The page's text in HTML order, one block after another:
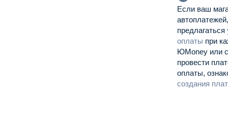
Если ваш
предлагаться
оплаты при
ЮMoney или
провести
оплаты,
создания